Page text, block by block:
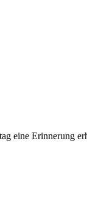
eine Erinnerung